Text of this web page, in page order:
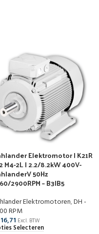
Elektromotor | K21R
M4-2L | 2.2/8.2kW 400V-
50Hz
2900RPM – B3|B5
Elektromotoren,DH -
RPM
Excl. BTW
Selecteren